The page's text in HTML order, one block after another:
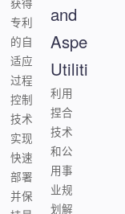
专利
的自
适应
过程
控制
技术
实现
快速
部署
并保
and
Aspen
Utilities
利用
捏合
技术
和公
用事
业规
划解